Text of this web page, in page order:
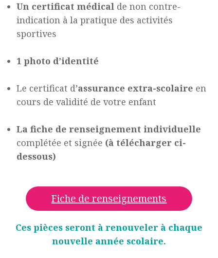
Un certificat médicalde non contre-
indication à la pratique des activités
sportives
1 photo d’identité
Le certificat d’assurance extra-scolaire en
cours de validité de votre enfant
La fiche de renseignement individuelle
complétée et signée (à télécharger ci-
dessous)
Fiche de renseignements
Ces pièces seront à renouveler à chaque
nouvelle année scolaire.